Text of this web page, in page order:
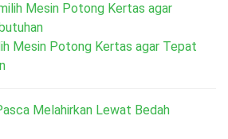
Mesin Potong Kertas agar Tepat